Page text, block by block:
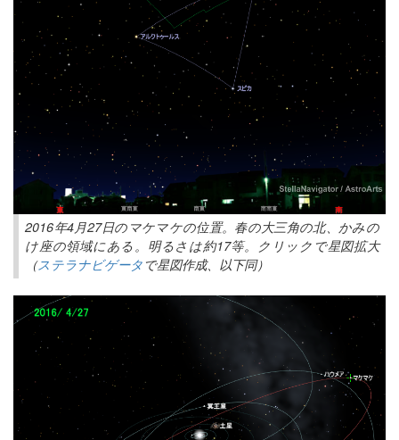
2016年4月27日のマケマケの位置。春の大三角の北、かみの
け座の領域にある。明るさは約17等。クリックで星図拡大
（ステラナビゲータ で星図作成、以下同）